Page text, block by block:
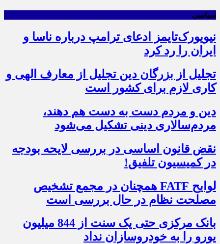
سیاسی
نیویورک‌تایمز ادعای ترامپ درباره ناسا و
ایران را رد کرد
تجلیل از بزرگان دین تجلیل از معارف الهی و
کاری لازم برای کشور است
دین و مردم دست به‌ دست هم دهند،
مردم‌سالاری دینی تشکیل می‌شود
نقض قانون اساسی در بررسی لایحه بودجه
در کمیسیون تلفیق!
لوایح FATF همچنان در مجمع تشخیص
مصلحت نظام در حال بررسی است
بانک مرکزی حتی یک سنت از 844 میلیون
یورو را به خودروسازان نداد